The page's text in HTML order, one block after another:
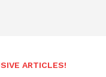
ARTICLES!